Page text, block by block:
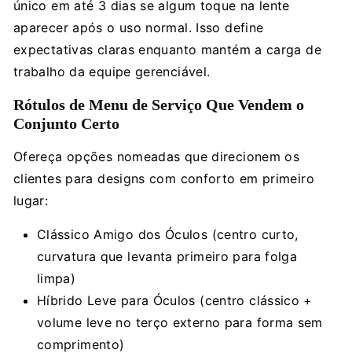
único em até 3 dias se algum toque na lente
aparecer após o uso normal. Isso define
expectativas claras enquanto mantém a carga de
trabalho da equipe gerenciável.
Rótulos de Menu de Serviço Que Vendem o
Conjunto Certo
Ofereça opções nomeadas que direcionem os
clientes para designs com conforto em primeiro
lugar:
Clássico Amigo dos Óculos (centro curto,
curvatura que levanta primeiro para folga
limpa)
Híbrido Leve para Óculos (centro clássico +
volume leve no terço externo para forma sem
comprimento)